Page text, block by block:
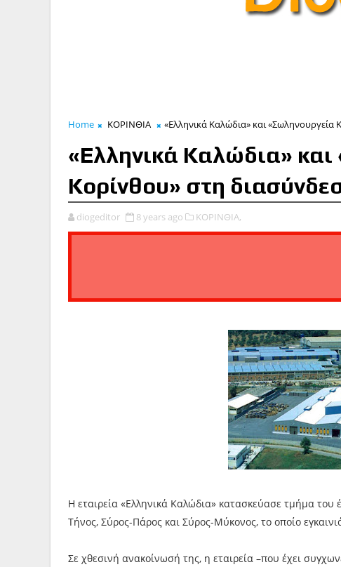
Home ΚΟΡΙΝΘΙΑ «Ελληνικά Καλώδια» και
«Ελληνικά Καλώδια»
Κορίνθου» στη
diogeditor 8 years ago ΚΟΡΙΝΘΙΑ,
Η εταιρεία «Ελληνικά Καλώδια» κατασκεύασε τμήμα
Τήνος, Σύρος-Πάρος και Σύρος-Μύκονος, το οποίο
Σε χθεσινή ανακοίνωσή της, η εταιρεία –που έχει